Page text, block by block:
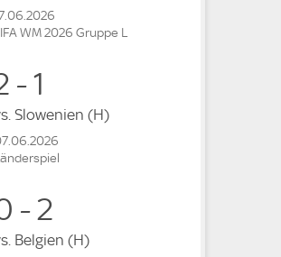
WM 2026 Gruppe L
- 1
Slowenien (H)
- 2
Belgien (H)